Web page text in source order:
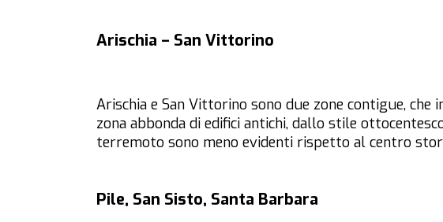
Arischia – San Vittorino
Arischia e San Vittorino sono due zone contigue,
zona abbonda di edifici antichi, dallo stile
terremoto sono meno evidenti rispetto al centro
Pile, San Sisto, Santa Barbara